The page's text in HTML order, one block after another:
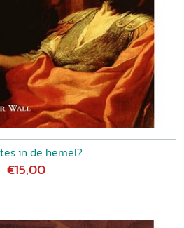
in de hemel?
€15,00